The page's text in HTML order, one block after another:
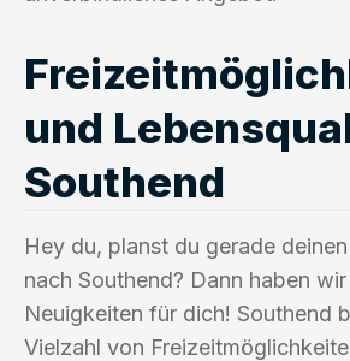
und
Southend
Hey du, planst du gerade
nach Southend? Dann haben
Neuigkeiten für dich! Southend
Vielzahl von